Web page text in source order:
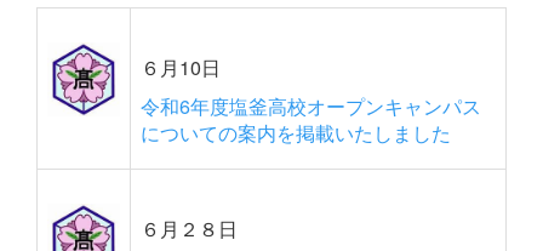
６月10日
令和6年度塩釜高校オープンキャンパス
についての案内を掲載いたしました
６月２８日